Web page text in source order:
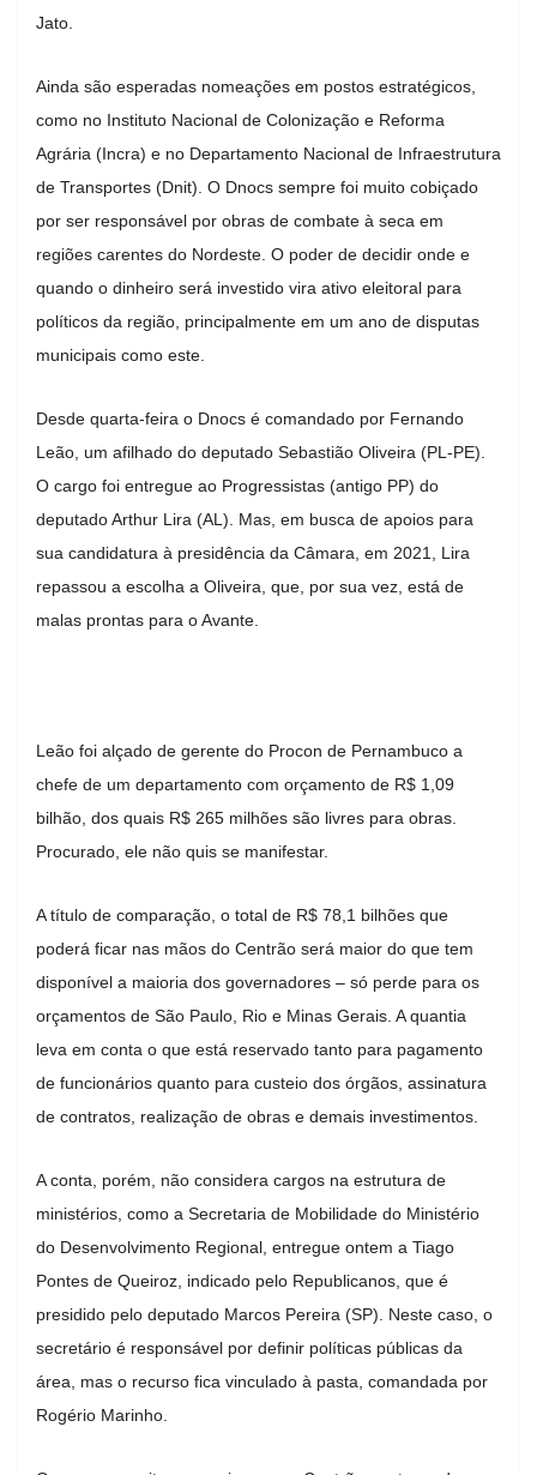
Jato.
Ainda são esperadas nomeações em postos estratégicos,
como no Instituto Nacional de Colonização e Reforma
Agrária (Incra) e no Departamento Nacional de Infraestrutura
de Transportes (Dnit). O Dnocs sempre foi muito cobiçado
por ser responsável por obras de combate à seca em
regiões carentes do Nordeste. O poder de decidir onde e
quando o dinheiro será investido vira ativo eleitoral para
políticos da região, principalmente em um ano de disputas
municipais como este.
Desde quarta-feira o Dnocs é comandado por Fernando
Leão, um afilhado do deputado Sebastião Oliveira (PL-PE).
O cargo foi entregue ao Progressistas (antigo PP) do
deputado Arthur Lira (AL). Mas, em busca de apoios para
sua candidatura à presidência da Câmara, em 2021, Lira
repassou a escolha a Oliveira, que, por sua vez, está de
malas prontas para o Avante.
Leão foi alçado de gerente do Procon de Pernambuco a
chefe de um departamento com orçamento de R$ 1,09
bilhão, dos quais R$ 265 milhões são livres para obras.
Procurado, ele não quis se manifestar.
A título de comparação, o total de R$ 78,1 bilhões que
poderá ficar nas mãos do Centrão será maior do que tem
disponível a maioria dos governadores – só perde para os
orçamentos de São Paulo, Rio e Minas Gerais. A quantia
leva em conta o que está reservado tanto para pagamento
de funcionários quanto para custeio dos órgãos, assinatura
de contratos, realização de obras e demais investimentos.
A conta, porém, não considera cargos na estrutura de
ministérios, como a Secretaria de Mobilidade do Ministério
do Desenvolvimento Regional, entregue ontem a Tiago
Pontes de Queiroz, indicado pelo Republicanos, que é
presidido pelo deputado Marcos Pereira (SP). Neste caso, o
secretário é responsável por definir políticas públicas da
área, mas o recurso fica vinculado à pasta, comandada por
Rogério Marinho.